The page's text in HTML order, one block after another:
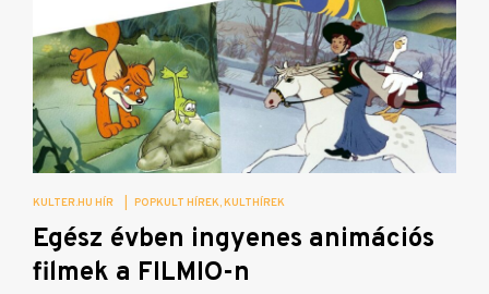
KULTER.HU HÍR POPKULT HÍREK KULTHÍREK
Egész évben ingyenes animációs
filmek a FILMIO-n